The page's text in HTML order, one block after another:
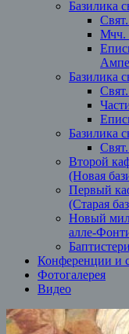
Базилика
Мчч.
Базилика
Базилика
Второй
(Новая
Первый
(Старая
Новый
алле-
Конференции и
Фотогалерея
Видео